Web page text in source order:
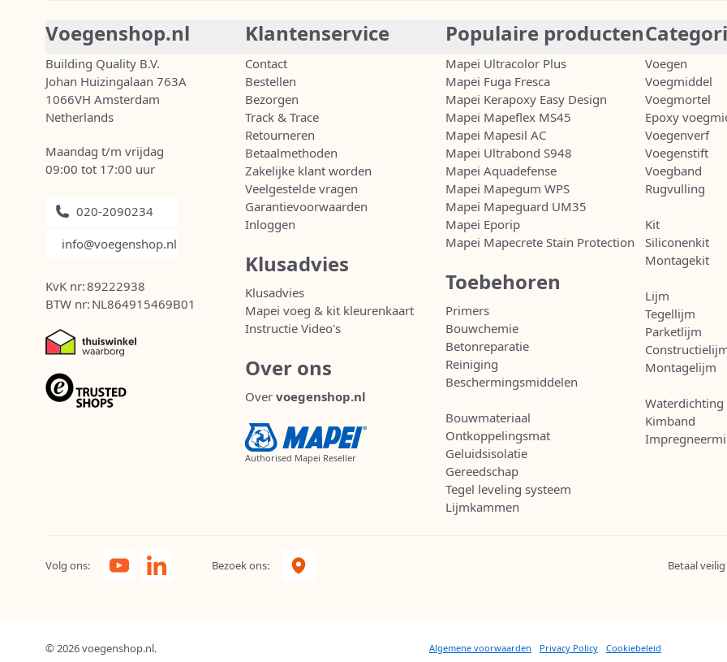
Voegenshop.nl
Building Quality B.V.
Johan Huizingalaan 763A
1066VH Amsterdam
Netherlands
Maandag t/m vrijdag
09:00 tot 17:00 uur
020-2090234
info@voegenshop.nl
KvK nr:89222938
BTW nr: NL864915469B01
Klantenservice
Contact
Bestellen
Bezorgen
Track & Trace
Retourneren
Betaalmethoden
Zakelijke klant worden
Veelgestelde vragen
Garantievoorwaarden
Inloggen
Klusadvies
Klusadvies
Mapei voeg & kit kleurenkaart
Instructie Video's
Over ons
Overvoegenshop.nl
Authorised Mapei Reseller
Populaire producten
Mapei Ultracolor Plus
Mapei Fuga Fresca
Mapei Kerapoxy Easy Design
Mapei Mapeflex MS45
Mapei Mapesil AC
Mapei Ultrabond S948
Mapei Aquadefense
Mapei Mapegum WPS
Mapei Mapeguard UM35
Mapei Eporip
Mapei Mapecrete Stain Protection
Toebehoren
Primers
Bouwchemie
Betonreparatie
Reiniging
Beschermingsmiddelen
Bouwmateriaal
Ontkoppelingsmat
Geluidsisolatie
Gereedschap
Tegel leveling systeem
Lijmkammen
Voegen
Voegmiddel
Voegmortel
Epoxy
Voegenverf
Voegenstift
Voegband
Rugvulling
Kit
Siliconenkit
Montagekit
Lijm
Tegellijm
Parketlijm
Montagelijm
Waterdichting
Kimband
Volg ons: Bezoek ons: Betaal
Algemene voorwaarden Privacy Policy Cookiebeleid
© 2026 voegenshop.nl.